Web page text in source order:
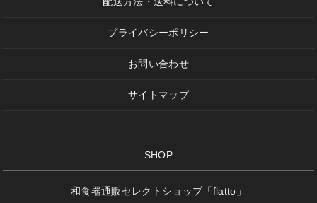
プライバシーポリシー
お問い合わせ
サイトマップ
SHOP
和食器通販セレクトショップ「flatto」